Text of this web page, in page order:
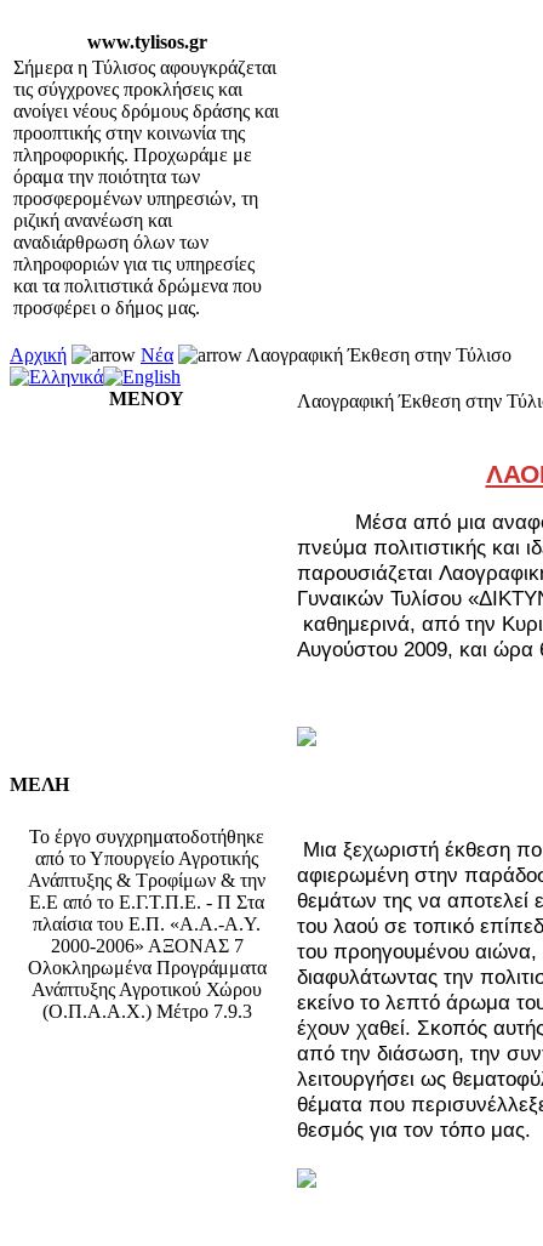
www.tylisos.gr
Σήμερα η Τύλισος αφουγκράζεται
τις σύγχρονες προκλήσεις και
ανοίγει νέους δρόμους δράσης και
προοπτικής στην κοινωνία της
πληροφορικής. Προχωράμε με
όραμα την ποιότητα των
προσφερομένων υπηρεσιών, τη
ριζική ανανέωση και
αναδιάρθρωση όλων των
πληροφοριών για τις υπηρεσίες
και τα πολιτιστικά δρώμενα που
προσφέρει ο δήμος μας.
Αρχική Νέα Λαογραφική Έκθεση στην Τύλισο
ΜΕΝΟΥ
ΜΕΛΗ
Το έργο συγχρηματοδοτήθηκε
από το Υπουργείο Αγροτικής
Ανάπτυξης & Τροφίμων & την
Ε.Ε από το Ε.Γ.Τ.Π.Ε. - Π Στα
πλαίσια του Ε.Π. «Α.Α.-Α.Υ.
2000-2006» ΑΞΟΝΑΣ 7
Ολοκληρωμένα Προγράμματα
Ανάπτυξης Αγροτικού Χώρου
(Ο.Π.Α.Α.Χ.) Μέτρο 7.9.3
Λαογραφική Έκθεση στην
Μέσα από μια
πνεύμα πολιτιστικής και
παρουσιάζεται
Γυναικών Τυλίσου
καθημερινά, από την
Αυγούστου 2009, και ώρα
Μια ξεχωριστή έκθεση
αφιερωμένη στην
θεμάτων της να αποτελεί
του λαού σε τοπικό
του προηγουμένου
διαφυλάτωντας την
εκείνο το λεπτό άρωμα
έχουν χαθεί. Σκοπός
από την διάσωση, την
λειτουργήσει ως
θέματα που
θεσμός για τον τόπο μας.